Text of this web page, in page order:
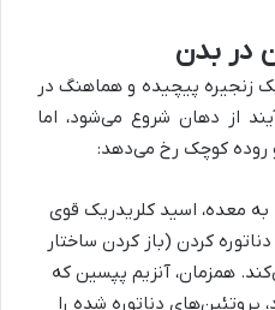
در بدن
زنجیره پیچیده و هماهنگ در
از دهان شروع می‌شود، اما
روده کوچک رخ می‌دهد:
معده، اسید کلریدریک قوی
کردن (باز کردن ساختار
همزمان، آنزیم پپسین که
دناتوره شده را